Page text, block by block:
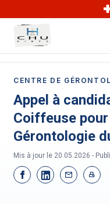
CENTRE DE
Appel à
Coiffeuse
Gérontologie
Mis à jour le 20.05.2026 -